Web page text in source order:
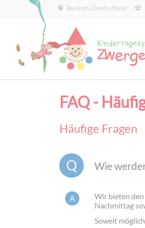
Beckum, Deutschland
FAQ -
Häufige Fragen
Wie
Wir bieten den
Nachmittag
Soweit